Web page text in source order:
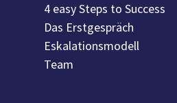
4 easy Steps to Success
Das Erstgespräch
Eskalationsmodell
Team